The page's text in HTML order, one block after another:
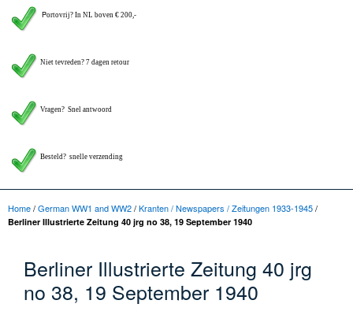
Portovrij? In NL boven € 200,-
Niet tevreden? 7 dagen retour
Vragen? Snel antwoord
Besteld? snelle verzending
Home/German WW1 and WW2/Kranten / Newspapers / Zeitungen 1933-1945/
Berliner Illustrierte Zeitung 40 jrg no 38, 19 September 1940
Berliner Illustrierte Zeitung 40 jrg
no 38, 19 September 1940